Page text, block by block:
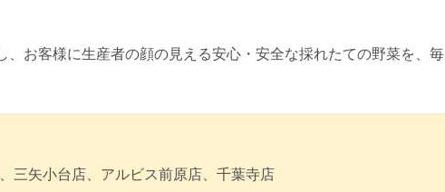
お客様に生産者の顔の見える安心・安全な採れたての野菜を、毎
三矢小台店、アルビス前原店、千葉寺店